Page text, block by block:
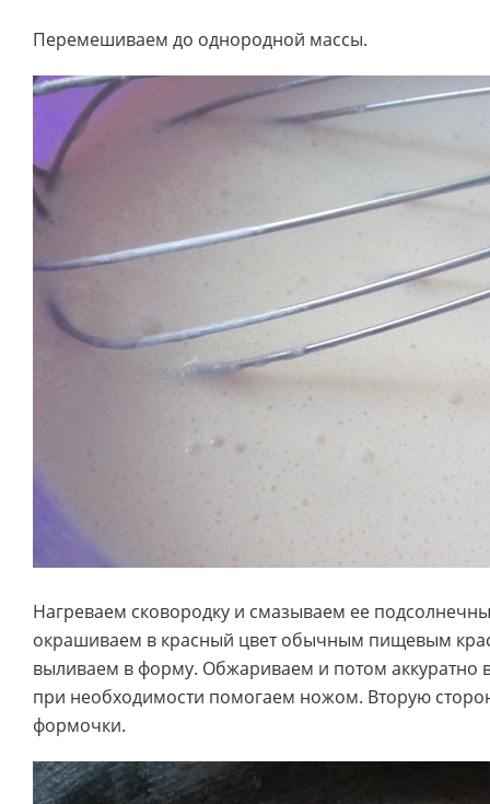
Перемешиваем до однородной массы.
Нагреваем сковородку и смазываем ее
окрашиваем в красный цвет обычным пищевым
выливаем в форму. Обжариваем и потом
при необходимости помогаем ножом. Вторую
формочки.